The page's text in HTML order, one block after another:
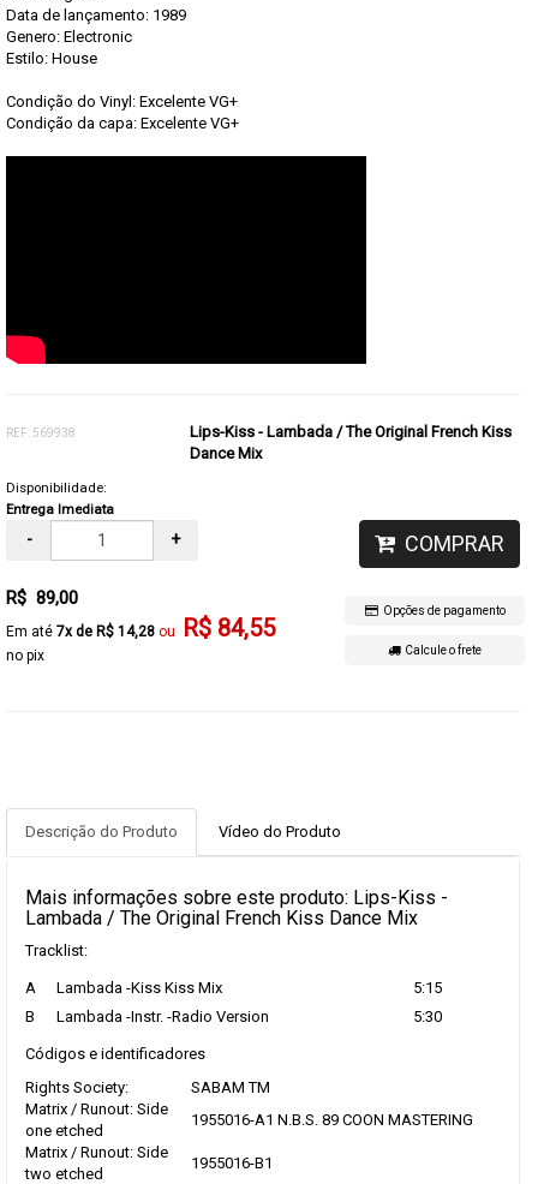
Data de lançamento: 1989
Genero: Electronic
Estilo: House
Condição do Vinyl: Excelente VG+
Condição da capa: Excelente VG+
REF: 569938
Lips-Kiss - Lambada / The Original French Kiss
Dance Mix
Disponibilidade:
Entrega Imediata
- + COMPRAR
R$ 89,00
7x de R$ 14,28 R$ 84,55
no pix
Opções de pagamento
Calcule o frete
Descrição do Produto Vídeo do Produto
Mais informações sobre este produto: Lips-Kiss -
Lambada / The Original French Kiss Dance Mix
Tracklist:
A Lambada -Kiss Kiss Mix
5:15
B
Lambada -Instr. -Radio Version 5:30
Códigos e identificadores
Rights Society:
SABAM TM
Matrix / Runout: Side
one etched
1955016-A1 N.B.S. 89 COON MASTERING
Matrix / Runout: Side
two etched
1955016-B1